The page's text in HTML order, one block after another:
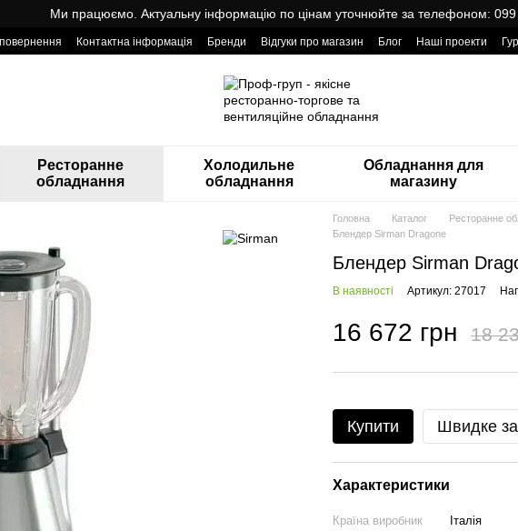
Ми працюємо. Актуальну інформацію по цінам уточнюйте за телефоном:
Контактна інформація Бренди Відгуки про магазин Блог Наші проекти
Ресторанне
обладнання
Холодильне
обладнання
Обладнання для
магазину
Головна Каталог Ресторанне
Блендер Sirman Dragone
Блендер Sirman
В наявності Артикул: 27017
16 672 грн 18
Купити Швидке
Характеристики
Країна виробник
Італія